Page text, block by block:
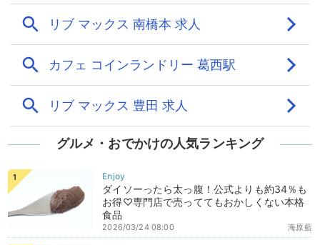
グルメ・おでかけの人気ランキング
ダイソーったら太っ腹！公式よりも約34％も
お得♡専門店で売っててもおかしくない本格
食品
海原藍
2026/03/24 08:00